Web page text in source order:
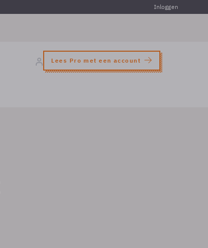
Inloggen
Lees Pro met een account